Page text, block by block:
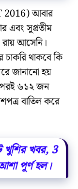
2016) আবার
এবং সুপ্রতীম
রায় আসেনি।
চাকরি থাকবে কি
জানানো হয়
৬১২ জন
বাতিল করে
খুশির খবর, 3
পূর্ণ হল।